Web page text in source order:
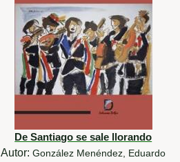
De Santiago se sale llorando
Autor:González Menéndez, Eduardo